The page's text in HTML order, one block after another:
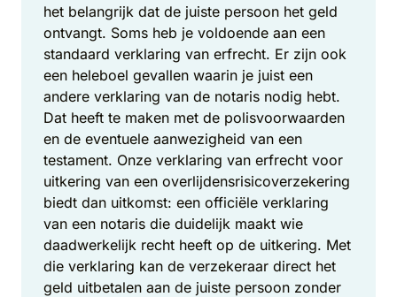
het belangrijk dat de juiste persoon het geld
ontvangt. Soms heb je voldoende aan een
standaard verklaring van erfrecht. Er zijn ook
een heleboel gevallen waarin je juist een
andere verklaring van de notaris nodig hebt.
Dat heeft te maken met de polisvoorwaarden
en de eventuele aanwezigheid van een
testament. Onze verklaring van erfrecht voor
uitkering van een overlijdensrisicoverzekering
biedt dan uitkomst: een officiële verklaring
van een notaris die duidelijk maakt wie
daadwerkelijk recht heeft op de uitkering. Met
die verklaring kan de verzekeraar direct het
geld uitbetalen aan de juiste persoon zonder